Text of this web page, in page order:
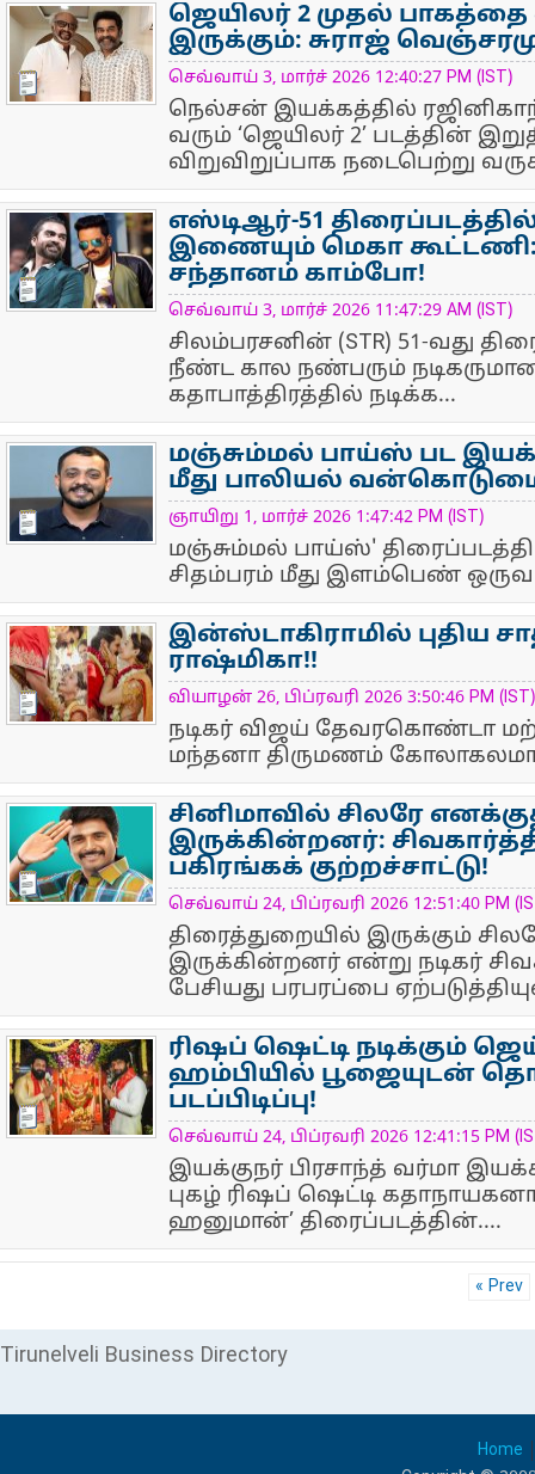
NewsIcon
ஜெயிலர் 2 முதல் பாகத்தை
இருக்கும்: சுராஜ்
செவ்வாய் 3, மார்ச் 2026 12:40:27 PM (IST)
நெல்சன் இயக்கத்தில்
வரும் ‘ஜெயிலர் 2’ படத்தின்
விறுவிறுப்பாக நடைபெற்று
NewsIcon
எஸ்டிஆர்-51
இணையும் மெகா கூட்டணி:
சந்தானம் காம்போ!
செவ்வாய் 3, மார்ச் 2026 11:47:29 AM (IST)
சிலம்பரசனின் (STR) 51-வது
நீண்ட கால நண்பரும்
கதாபாத்திரத்தில் நடிக்க...
NewsIcon
மஞ்சும்மல் பாய்ஸ் பட
மீது பாலியல் வன்கொடுமை
ஞாயிறு 1, மார்ச் 2026 1:47:42 PM (IST)
மஞ்சும்மல் பாய்ஸ்'
சிதம்பரம் மீது இளம்பெண் ஒருவர்
NewsIcon
இன்ஸ்டாகிராமில் புதிய
ராஷ்மிகா!!
வியாழன் 26, பிப்ரவரி 2026 3:50:46 PM (IST)
நடிகர் விஜய் தேவரகொண்டா
மந்தனா திருமணம்
NewsIcon
சினிமாவில் சிலரே
இருக்கின்றனர்:
பகிரங்கக் குற்றச்சாட்டு!
செவ்வாய் 24, பிப்ரவரி 2026 12:51:40 PM
திரைத்துறையில் இருக்கும்
இருக்கின்றனர் என்று நடிகர்
பேசியது பரபரப்பை
NewsIcon
ரிஷப் ஷெட்டி நடிக்கும்
ஹம்பியில் பூஜையுடன்
படப்பிடிப்பு!
செவ்வாய் 24, பிப்ரவரி 2026 12:41:15 PM
இயக்குநர் பிரசாந்த் வர்மா
புகழ் ரிஷப் ஷெட்டி
ஹனுமான்’ திரைப்படத்தின்....
« Prev
Tirunelveli Business Directory
Home